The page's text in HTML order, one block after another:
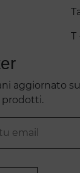
T
aggiornato
prodotti.